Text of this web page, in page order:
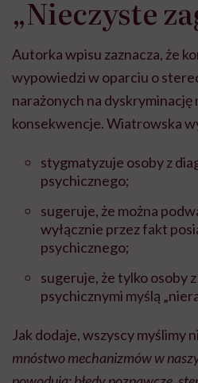
„Nieczyste
Autorka wpisu zaznacza, że
wypowiedzi w oparciu o
narażonych na dyskryminację
konsekwencje. Wiatrowska
stygmatyzuje osoby z
psychicznego;
sugeruje, że można
wyłącznie przez fakt
psychicznego;
sugeruje, że tylko osoby
psychicznymi myślą
Jak dodaje, wszyscy myślimy
mnóstwo mechanizmów w